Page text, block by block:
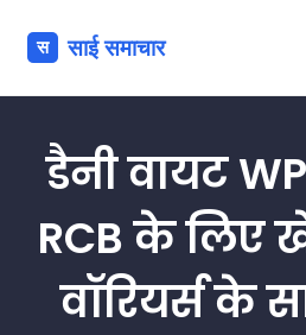
डैनी वायट
RCB के लिए
वॉरियर्स के